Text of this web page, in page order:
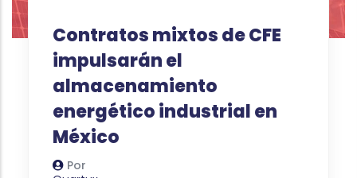
Contratos mixtos de CFE
impulsarán el
almacenamiento
energético industrial en
México
Por